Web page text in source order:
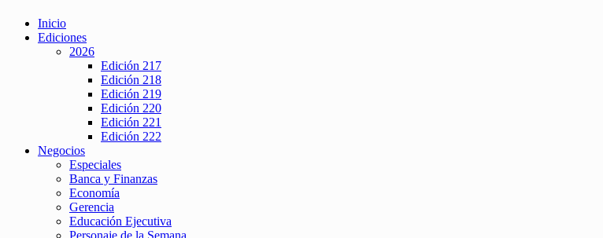
Inicio
Ediciones
2026
Edición 217
Edición 218
Edición 219
Edición 220
Edición 221
Edición 222
Negocios
Especiales
Banca y Finanzas
Economía
Gerencia
Educación Ejecutiva
Personaje de la Semana